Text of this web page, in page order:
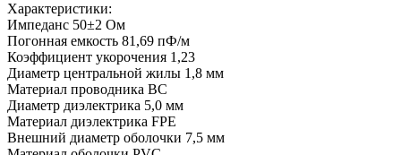
Характеристики:
Импеданс 50±2 Ом
Погонная емкость 81,69 пФ/м
Коэффициент укорочения 1,23
Диаметр центральной жилы 1,8 мм
Материал проводника BC
Диаметр диэлектрика 5,0 мм
Материал диэлектрика FPE
Внешний диаметр оболочки 7,5 мм